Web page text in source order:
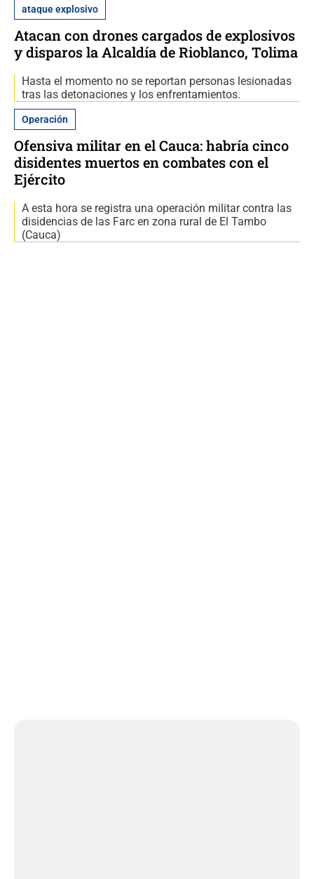
ataque explosivo
Atacan con drones cargados de explosivos
y disparos la Alcaldía de Rioblanco, Tolima
Hasta el momento no se reportan personas lesionadas
tras las detonaciones y los enfrentamientos.
Operación
Ofensiva militar en el Cauca: habría cinco
disidentes muertos en combates con el
Ejército
A esta hora se registra una operación militar contra las
disidencias de las Farc en zona rural de El Tambo
(Cauca)